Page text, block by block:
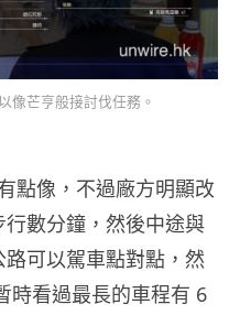
像芒亨般接討伐任務。
點像，不過廠方明顯改
數分鐘，然後中途與
可以駕車點對點，然
時看過最長的車程有 6